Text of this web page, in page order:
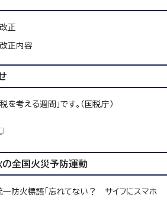
正
正内容
考える週間」です。（国税庁）
全国火災予防運動
防火標語「忘れてない？ サイフにスマホ